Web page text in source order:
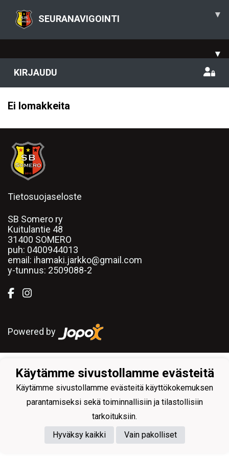
SEURANAVIGOINTI ▾
▾
KIRJAUDU
Ei lomakkeita
Tietosuojaseloste
SB Somero ry
Kuitulantie 48
31400 SOMERO
puh: 0400944013
email: ihamaki.jarkko@gmail.com
y-tunnus: 2509088-2
Powered by
Käytämme sivustollamme evästeitä
Käytämme sivustollamme evästeitä käyttökokemuksen
parantamiseksi sekä toiminnallisiin ja tilastollisiin
tarkoituksiin.
Hyväksy kaikki
Vain pakolliset